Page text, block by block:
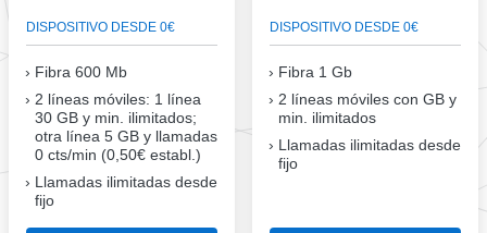
DISPOSITIVO DESDE 0€
Fibra 600 Mb
2 líneas móviles: 1 línea
30 GB y min. ilimitados;
otra línea 5 GB y llamadas
0 cts/min (0,50€ establ.)
Llamadas ilimitadas desde
fijo
DISPOSITIVO DESDE 0€
Fibra 1 Gb
2 líneas móviles con GB y
min. ilimitados
Llamadas ilimitadas desde
fijo